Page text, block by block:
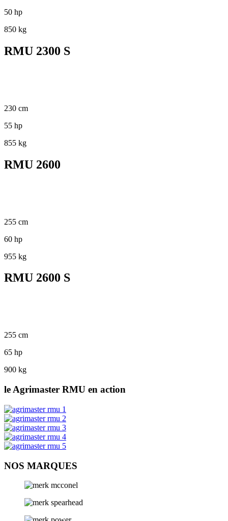
50 hp
850 kg
RMU 2300 S
230 cm
55 hp
855 kg
RMU 2600
255 cm
60 hp
955 kg
RMU 2600 S
255 cm
65 hp
900 kg
le Agrimaster RMU en action
NOS MARQUES